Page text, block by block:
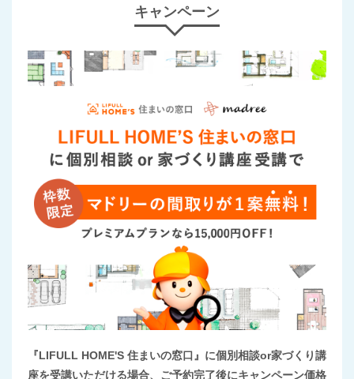
キャンペーン
『LIFULL HOME'S 住まいの窓口』に個別相談or家づくり講
座を受講いただける場合、ご予約完了後にキャンペーン価格